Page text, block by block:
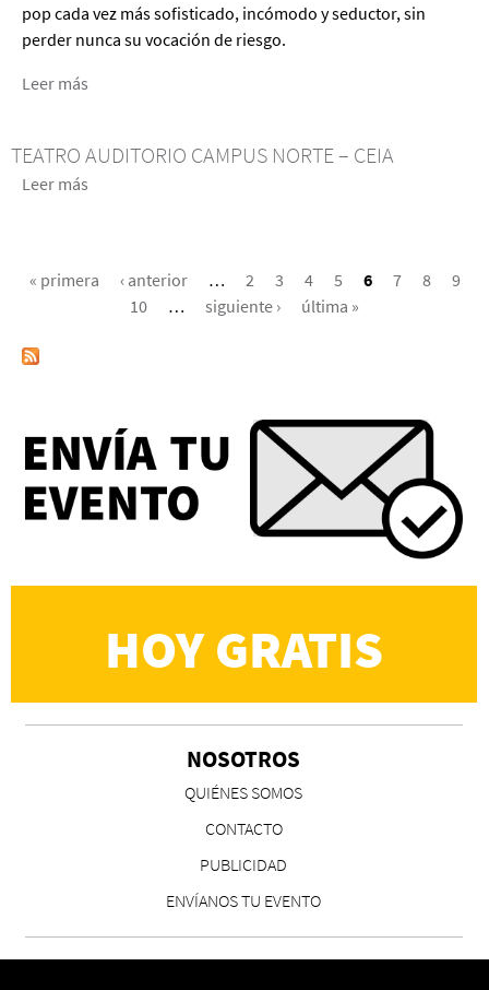
pop cada vez más sofisticado, incómodo y seductor, sin
perder nunca su vocación de riesgo.
Leer más
en
TEATRO AUDITORIO CAMPUS NORTE – CEIA
Leer más
Campus
« primera ‹ anterior … 2 3 4 5 6 7 8
9
10
… siguiente › última »
HOY GRATIS
NOSOTROS
QUIÉNES SOMOS
CONTACTO
PUBLICIDAD
ENVÍANOS TU EVENTO